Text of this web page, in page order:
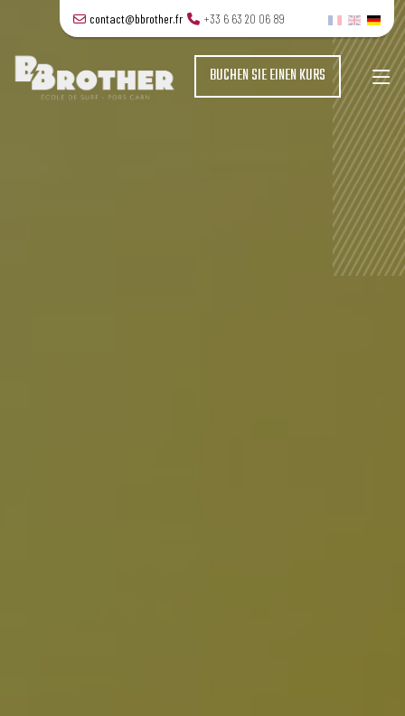
contact@bbrother.fr +33 6 63 20 06 89
BUCHEN SIE EINEN KURS